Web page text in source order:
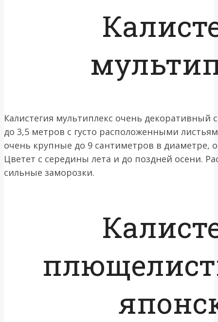
Калистегия мультиплекс очень
до 3,5 метров с густо расположенными
очень крупные до 9 сантиметров в диаметре,
Цветет с середины лета и до поздней осени.
сильные заморозки.